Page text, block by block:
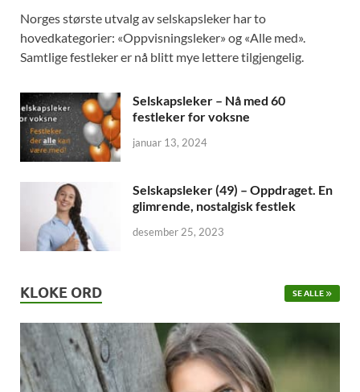
Norges største utvalg av selskapsleker har to
hovedkategorier: «Oppvisningsleker» og «Alle med».
Samtlige festleker er nå blitt mye lettere tilgjengelig.
Selskapsleker – Nå med 60
festleker for voksne
januar 13, 2024
Selskapsleker (49) – Oppdraget. En
glimrende, nostalgisk festlek
desember 25, 2023
KLOKE ORD SE ALLE